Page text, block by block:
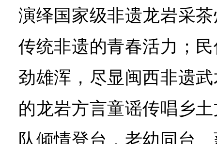
演绎国家级非遗龙岩采
传统非遗的青春活力；
劲雄浑，尽显闽西非遗
的龙岩方言童谣传唱乡
队倾情登台，老幼同台